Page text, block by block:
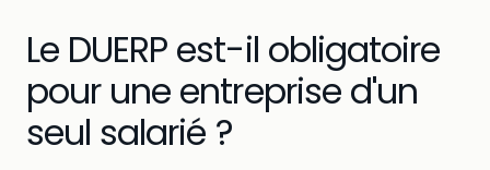
Le DUERP est-il obligatoire
pour une entreprise d'un
seul salarié ?